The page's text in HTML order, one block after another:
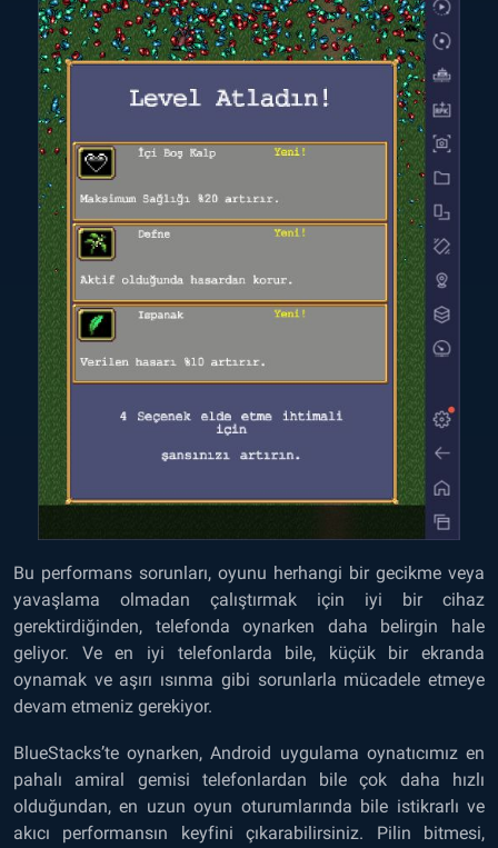
Bu performans sorunları, oyunu herhangi bir gecikme veya
yavaşlama olmadan çalıştırmak için iyi bir cihaz
gerektirdiğinden, telefonda oynarken daha belirgin hale
geliyor. Ve en iyi telefonlarda bile, küçük bir ekranda
oynamak ve aşırı ısınma gibi sorunlarla mücadele etmeye
devam etmeniz gerekiyor.
BlueStacks’te oynarken, Android uygulama oynatıcımız en
pahalı amiral gemisi telefonlardan bile çok daha hızlı
olduğundan, en uzun oyun oturumlarında bile istikrarlı ve
akıcı performansın keyfini çıkarabilirsiniz. Pilin bitmesi,